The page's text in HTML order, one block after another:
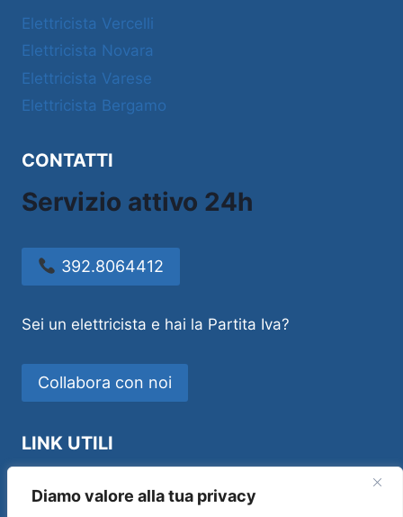
Diamo valore alla tua privacy
Elettricista Vercelli
Elettricista Novara
Elettricista Varese
Elettricista Bergamo
CONTATTI
Servizio attivo 24h
392.8064412
Sei un elettricista e hai la Partita Iva?
Collabora con noi
LINK UTILI